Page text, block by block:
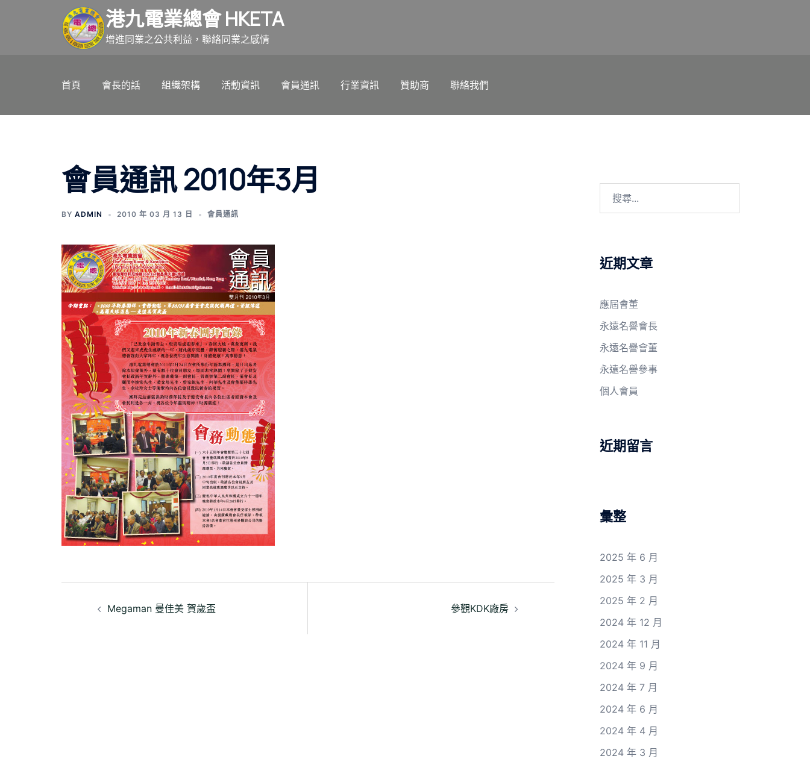
港九電業總會 HKETA
增進同業之公共利益，聯絡同業之感情
首頁 會長的話 組織架構 活動資訊 會員通訊 行業資訊 贊助商 聯絡我們
會員通訊 2010年3月
BY ADMIN 2010 年 03 月 13 日 會員通訊
文 Megaman 曼佳美 賀歲盃 參觀KDK廠房
字:
近期文章
應屆會董
永遠名譽會長
永遠名譽會董
永遠名譽參事
個人會員
近期留言
彙整
2025 年 6 月
2025 年 3 月
2025 年 2 月
2024 年 12 月
2024 年 11 月
2024 年 9 月
2024 年 7 月
2024 年 6 月
2024 年 4 月
2024 年 3 月